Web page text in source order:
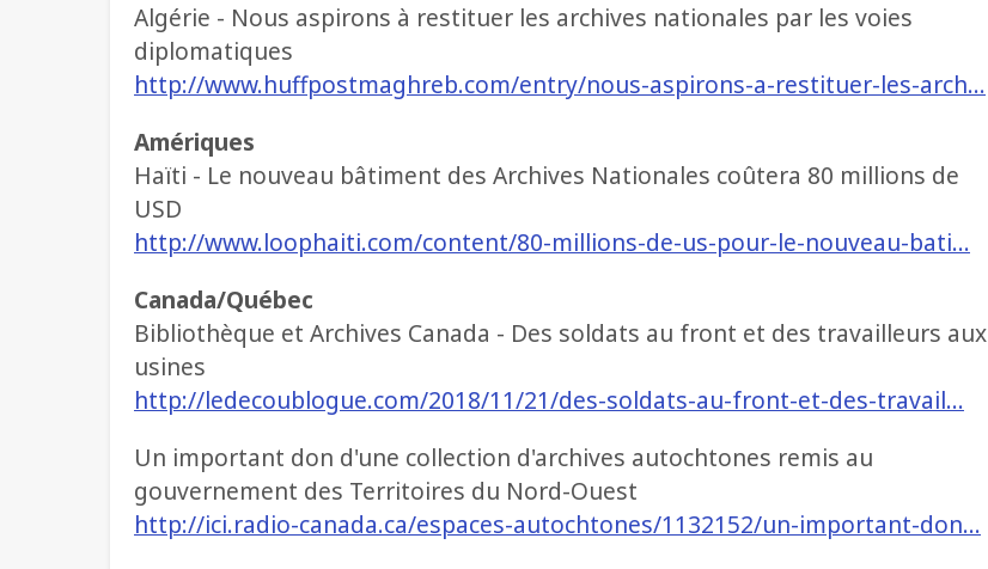
Algérie - Nous aspirons à restituer les archives nationales par les voies
diplomatiques
http://www.huffpostmaghreb.com/entry/nous-aspirons-a-restituer-les-arch…
Amériques
Haïti - Le nouveau bâtiment des Archives Nationales coûtera 80 millions de
USD
http://www.loophaiti.com/content/80-millions-de-us-pour-le-nouveau-bati…
Canada/Québec
Bibliothèque et Archives Canada - Des soldats au front et des travailleurs aux
usines
http://ledecoublogue.com/2018/11/21/des-soldats-au-front-et-des-travail…
Un important don d'une collection d'archives autochtones remis au
gouvernement des Territoires du Nord-Ouest
http://ici.radio-canada.ca/espaces-autochtones/1132152/un-important-don…